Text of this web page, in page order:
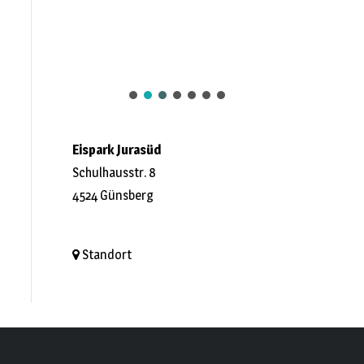
Eispark Jurasüd
Schulhausstr. 8
4524 Günsberg
Standort